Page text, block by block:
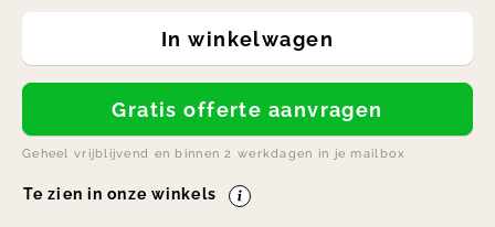
In winkelwagen
Gratis offerte aanvragen
Geheel vrijblijvend en binnen 2 werkdagen in je mailbox
Te zien in onze winkels